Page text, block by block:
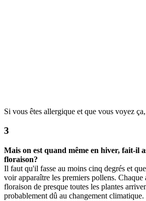
Si vous êtes allergique et que vous voyez
Mais on est quand même en hiver, fait-il
floraison?
Il faut qu'il fasse au moins cinq degrés et
voir apparaître les premiers pollens. Chaque
floraison de presque toutes les plantes
probablement dû au changement climatique.